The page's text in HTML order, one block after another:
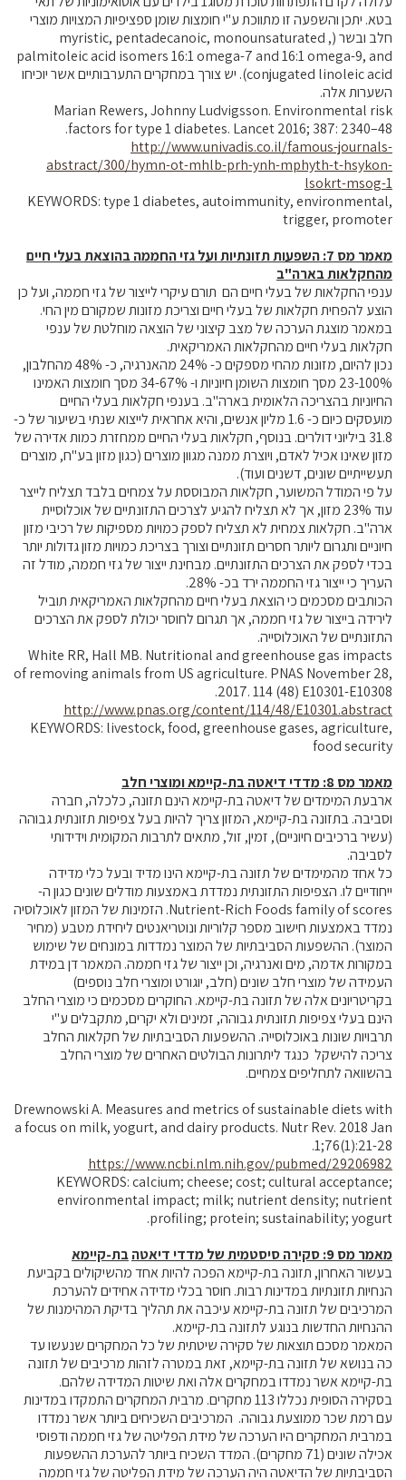
בטא. יתכן והשפעה זו מתווכת ע"י חומצות שומן ספציפיות המצויות מוצרי
חלב ובשר (, myristic, pentadecanoic, monounsaturated
palmitoleic acid isomers 16:1 omega-7 and 16:1 omega-9, and
conjugated linoleic acid). יש צורך במחקרים התערבותיים אשר יוכיחו
השערות אלה.
Marian Rewers, Johnny Ludvigsson. Environmental risk
factors for type 1 diabetes. Lancet 2016; 387: 2340–48.
http://www.univadis.co.il/famous-journals-
abstract/300/hymn-ot-mhlb-prh-ynh-mphyth-t-hsykon-
lsokrt-msog-1
KEYWORDS: type 1 diabetes, autoimmunity, environmental,
trigger, promoter
מאמר מס 7: השפעות תזונתיות ועל גזי החממה בהוצאת בעלי חיים
מהחקלאות בארה"ב
ענפי החקלאות של בעלי חיים הם תורם עיקרי לייצור של גזי חממה, ועל כן
הוצע להפחית חקלאות של בעלי חיים וצריכת מזונות שמקורם מין החי.
במאמר מוצגת הערכה של מצב קיצוני של הוצאה מוחלטת של ענפי
חקלאות בעלי חיים מהחקלאות האמריקאית.
נכון להיום, מזונות מהחי מספקים כ- 24% מהאנרגיה, כ- 48% מהחלבון,
23-100% מסך חומצות השומן חיוניות ו- 34-67% מסך חומצות האמינו
החיוניות בהצריכה הלאומית בארה"ב. בענפי חקלאות בעלי החיים
מועסקים כיום כ- 1.6 מליון אנשים, והיא אחראית לייצוא שנתי בשיעור של כ-
31.8 ביליוני דולרים. בנוסף, חקלאות בעלי החיים ממחזרת כמות אדירה של
מזון שאינו אכיל לאדם, ויוצרת ממנה מגוון מוצרים (כגון מזון בע"ח, מוצרים
תעשייתיים שונים, דשנים ועוד).
על פי המודל המשוער, חקלאות המבוססת על צמחים בלבד תצליח לייצר
עוד 23% מזון, אך לא תצליח להגיע לצרכים התזונתיים של אוכלוסיית
ארה"ב. חקלאות צמחית לא תצליח לספק כמויות מספיקות של רכיבי מזון
חיוניים ותגרום ליותר חסרים תזונתיים וצורך בצריכת כמויות מזון גדולות יותר
בכדי לספק את הצרכים התזונתיים. מבחינת ייצור של גזי חממה, מודל זה
העריך כי ייצור גזי החממה ירד בכ- 28%.
הכותבים מסכמים כי הוצאת בעלי חיים מהחקלאות האמריקאית תוביל
לירידה בייצור של גזי חממה, אך תגרום לחוסר יכולת לספק את הצרכים
התזונתיים של האוכלוסייה.
White RR, Hall MB. Nutritional and greenhouse gas impacts
of removing animals from US agriculture. PNAS November 28,
2017. 114 (48) E10301-E10308.
http://www.pnas.org/content/114/48/E10301.abstract
KEYWORDS: livestock, food, greenhouse gases, agriculture,
food security
מאמר מס 8: מדדי דיאטה בת-קיימא ומוצרי חלב
ארבעת המימדים של דיאטה בת-קיימא הינם תזונה, כלכלה, חברה
וסביבה. בתזונה בת-קיימא, המזון צריך להיות בעל צפיפות תזונתית גבוהה
(עשיר ברכיבים חיוניים), זמין, זול, מתאים לתרבות המקומית וידידותי
לסביבה.
כל אחד מהמימדים של תזונה בת-קיימא הינו מדיד ובעל כלי מדידה
ייחודיים לו. הצפיפות התזונתית נמדדת באמצעות מודלים שונים כגון ה-
Nutrient-Rich Foods family of scores. הזמינות של המזון לאוכלוסיה
נמדד באמצעות חישוב מספר קלוריות ונוטריאנטים ליחידת מטבע (מחיר
המוצר). ההשפעות הסביבתיות של המוצר נמדדות במונחים של שימוש
במקורות אדמה, מים ואנרגיה, וכן ייצור של גזי חממה. המאמר דן במידת
העמידה של מוצרי חלב שונים (חלב, יוגורט ומוצרי חלב נוספים)
בקריטריונים אלה של תזונה בת-קיימא. החוקרים מסכמים כי מוצרי החלב
הינם בעלי צפיפות תזונתית גבוהה, זמינים ולא יקרים, מתקבלים ע"י
תרבויות שונות באוכלוסייה. ההשפעות הסביבתיות של חקלאות החלב
צריכה להישקל כנגד ליתרונות הבולטים האחרים של מוצרי החלב
בהשוואה לתחליפים צמחיים.
Drewnowski A. Measures and metrics of sustainable diets with
a focus on milk, yogurt, and dairy products. Nutr Rev. 2018 Jan
1;76(1):21-28.
https://www.ncbi.nlm.nih.gov/pubmed/29206982
KEYWORDS: calcium; cheese; cost; cultural acceptance;
environmental impact; milk; nutrient density; nutrient
profiling; protein; sustainability; yogurt.
מאמר מס9: סקירה סיסטמית של מדדי דיאטהבת-קיימא
בעשור האחרון, תזונה בת-קיימא הפכה להיות אחד מהשיקולים בקביעת
הנחיות תזונתיות במדינות רבות. חוסר בכלי מדידה אחידים להערכת
המרכיבים של תזונה בת-קיימא עיכבה את תהליך בדיקת המהימנות של
ההנחיות החדשות בנוגע לתזונה בת-קיימא.
המאמר מסכם תוצאות של סקירה שיטתית של כל המחקרים שנעשו עד
כה בנושא של תזונה בת-קיימא, זאת במטרה לזהות מרכיבים של תזונה
בת-קיימא אשר נמדדו במחקרים אלה ואת שיטות המדידה שלהם.
בסקירה הסופית נכללו 113 מחקרים. מרבית המחקרים התמקדו במדינות
עם רמת שכר ממוצעת גבוהה. המרכיבים השכיחים ביותר אשר נמדדו
במרבית המחקרים היו הערכה של מידת הפליטה של גזי חממה ודפוסי
אכילה שונים (71 מחקרים). המדד השכיח ביותר להערכת ההשפעות
הסביבתיות של הדיאטה היה הערכה של מידת הפליטה של גזי חממה